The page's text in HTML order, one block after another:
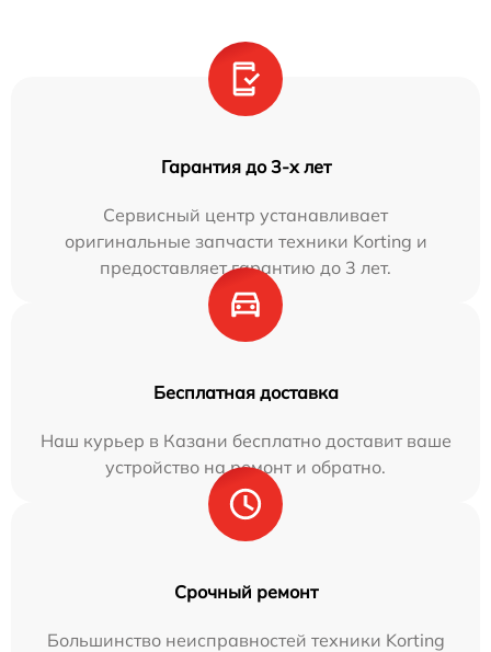
Гарантия до 3-х лет
Сервисный центр устанавливает
оригинальные запчасти техники Korting и
предоставляет гарантию до 3 лет.
Бесплатная доставка
Наш курьер в Казани бесплатно доставит ваше
устройство на ремонт и обратно.
Срочный ремонт
Большинство неисправностей техники Korting